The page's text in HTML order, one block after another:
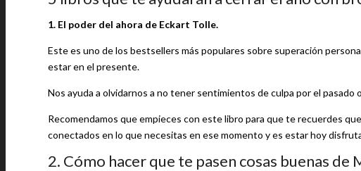
1. El poder del ahora de Eckart Tolle.
Este es uno de los bestsellers más populares sobre superación
estar en el presente.
Nos ayuda a olvidarnos a no tener sentimientos de culpa por el
Recomendamos que empieces con este libro para que te recuerdes
conectados en lo que necesitas en ese momento y es estar hoy
2. Cómo hacer que te pasen cosas buenas de